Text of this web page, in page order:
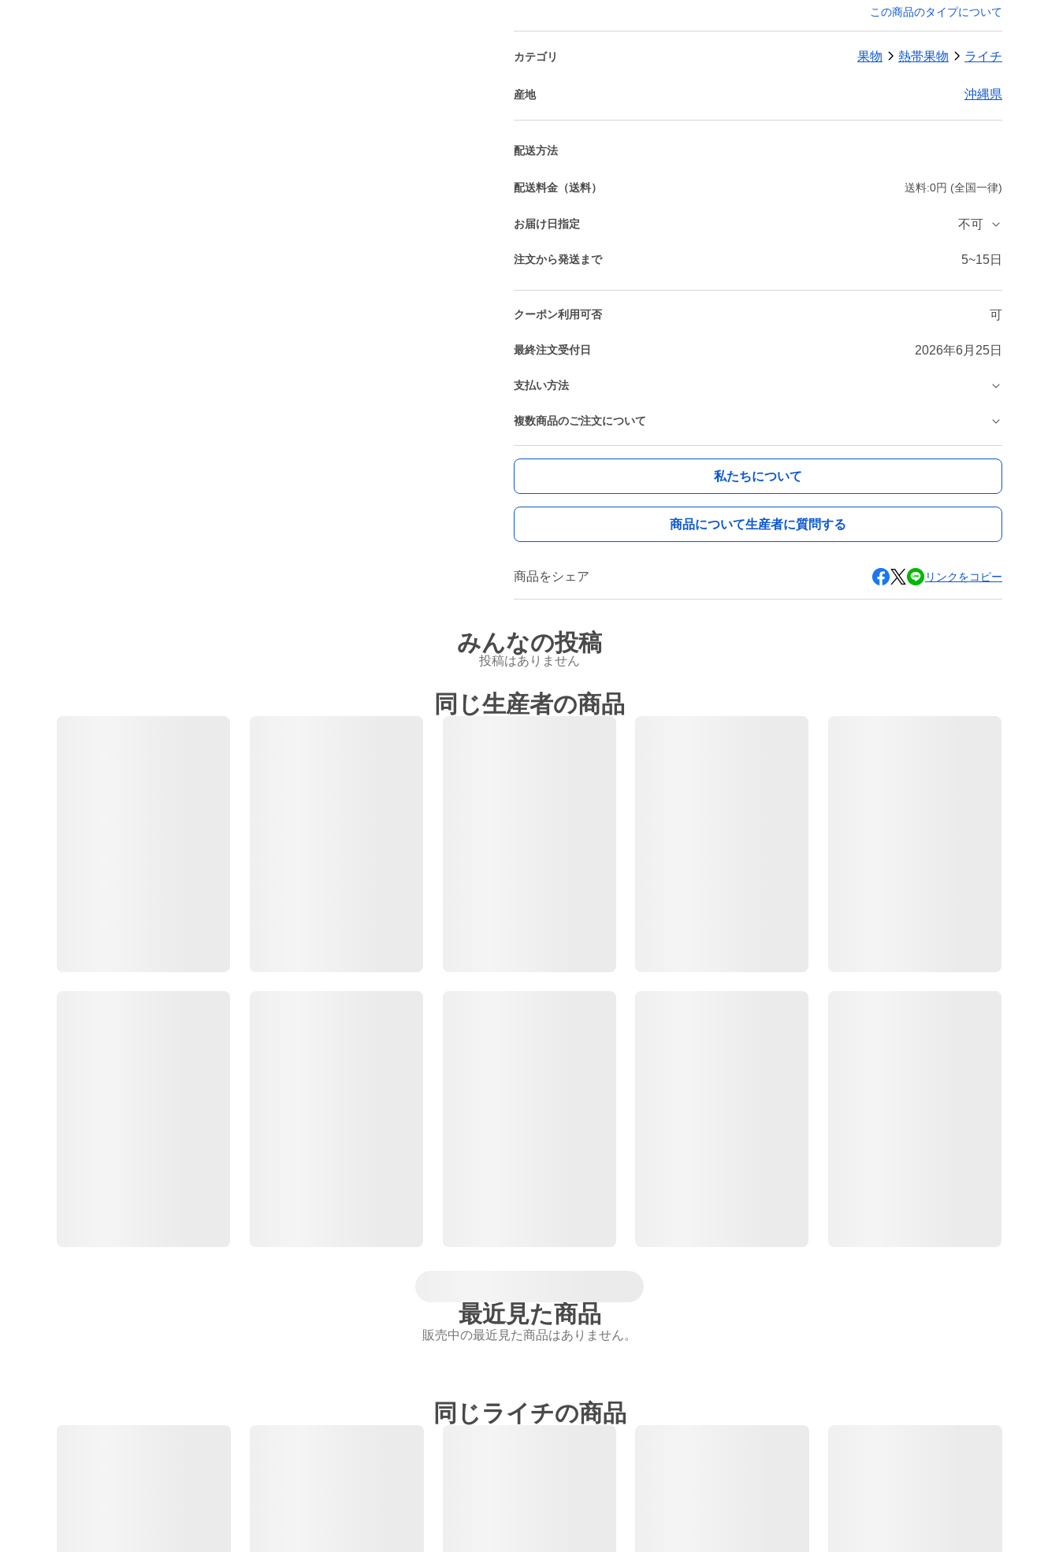
この商品のタイプについて
カテゴリ 果物 熱帯果物 ライチ
産地 沖縄県
配送方法
配送料金（送料） 送料:0円 (全国一律)
お届け日指定 不可
注文から発送まで 5~15日
クーポン利用可否 可
最終注文受付日 2026年6月25日
支払い方法
複数商品のご注文について
私たちについて
商品について生産者に質問する
商品をシェア リンクをコピー
みんなの投稿
投稿はありません
同じ生産者の商品
最近見た商品
販売中の最近見た商品はありません。
同じライチの商品